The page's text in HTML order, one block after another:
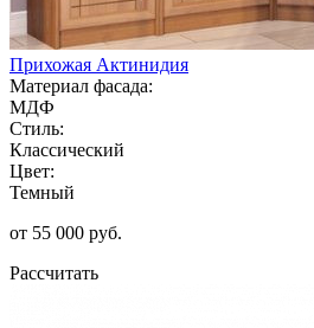
Прихожая Актинидия
Материал фасада:
МДФ
Стиль:
Классический
Цвет:
Темный
от 55 000 руб.
Рассчитать